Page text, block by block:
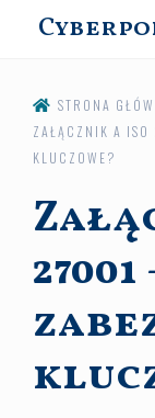
STRONA
ZAŁĄCZNIK A
KLUCZOWE?